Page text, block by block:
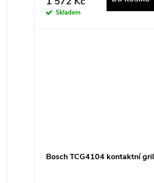
Skladem
Bosch TCG4104 kontaktní gril